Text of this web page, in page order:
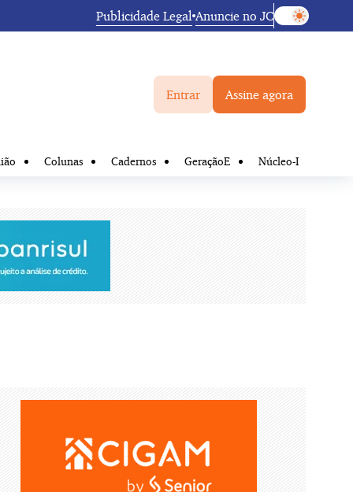
Publicidade Legal Anuncie no JC
Entrar Assine agora
Colunas Cadernos GeraçãoE Núcleo-I